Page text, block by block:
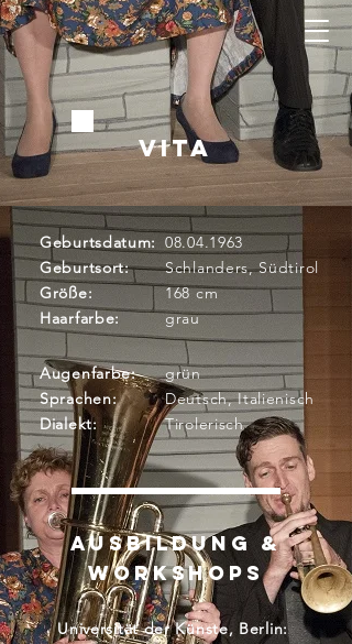
vita
Geburtsdatum:
Geburtsort:
Größe:
Haarfarbe:
08.04.1963
Schlanders, Südtirol
168 cm
grau
Augenfarbe:
Sprachen:
Dialekt:
grün
Deutsch, Italienisch
Tirolerisch
Ausbildung &
Workshops
Universität der Künste, Berlin: